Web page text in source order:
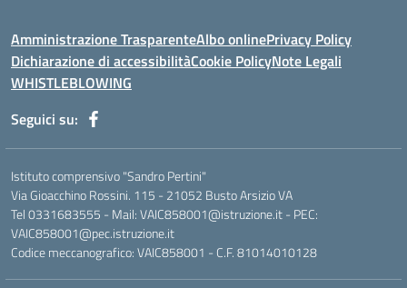
Amministrazione TrasparenteAlbo onlinePrivacy Policy
Dichiarazione di accessibilitàCookie PolicyNote Legali
WHISTLEBLOWING
Seguici su:
Istituto comprensivo "Sandro Pertini"
Via Gioacchino Rossini. 115 - 21052 Busto Arsizio VA
Tel 0331683555 - Mail: VAIC858001@istruzione.it - PEC:
VAIC858001@pec.istruzione.it
Codice meccanografico: VAIC858001 - C.F. 81014010128